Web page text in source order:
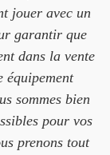
jouer avec un
garantir que
dans la vente
équipement
sommes bien
pour vos
prenons tout